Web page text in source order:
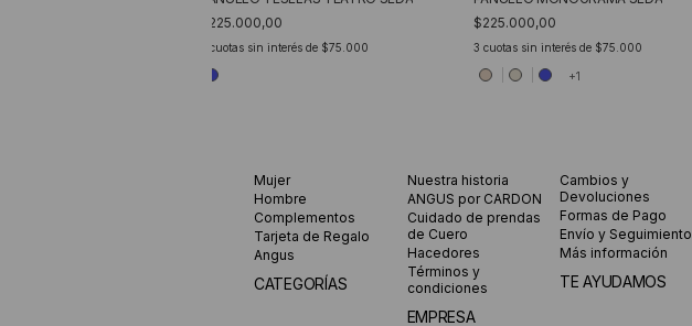
$225.000,00
cuotas sin interés de $75.000
$225.000,00
3 cuotas sin interés de $75.000
+1
Mujer
Hombre
Complementos
Tarjeta de Regalo
Angus
CATEGORÍAS
Nuestra historia
ANGUS por CARDON
Cuidado de prendas
de Cuero
Hacedores
Términos y
condiciones
EMPRESA
Cambios y
Devoluciones
Formas de Pago
Envío y Seguimiento
Más información
TE AYUDAMOS